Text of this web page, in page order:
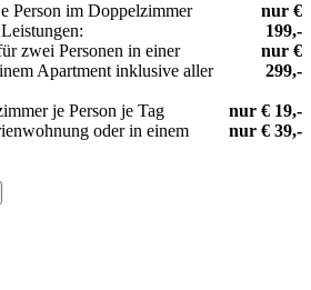
Person im Doppelzimmer
nur €
199,-
zwei Personen in einer
Apartment inklusive aller
nur €
299,-
je Person je Tag
nur € 19,-
oder in einem
nur € 39,-